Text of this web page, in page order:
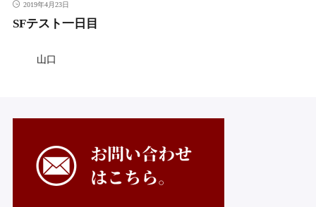
2019年4月23日
SFテスト一日目
山口